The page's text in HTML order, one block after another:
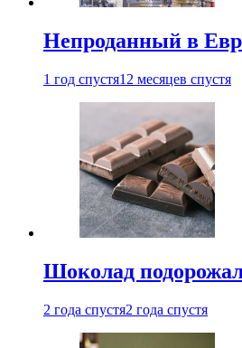
Непроданный в
1 год спустя12 месяцев спустя
Шоколад
2 года спустя2 года спустя